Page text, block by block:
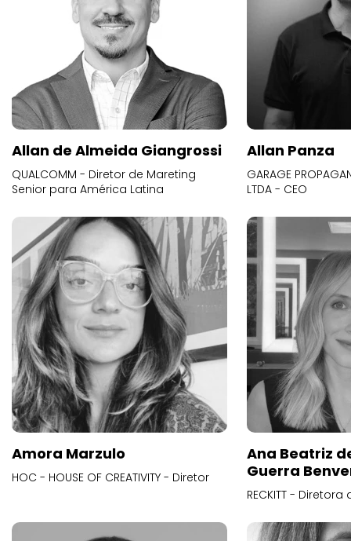
Allan de Almeida Giangrossi
QUALCOMM - Diretor de Mareting
Senior para América Latina
Allan Panza
GARAGE
LTDA - CEO
Amora Marzulo
HOC - HOUSE OF CREATIVITY - Diretor
Ana Beatriz
Guerra
RECKITT -